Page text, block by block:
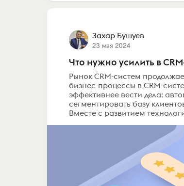
Захар Бушуев
23 мая 2024
Что нужно усилить в
Рынок CRM-систем
бизнес-процессы в CRM-
эффективнее вести дела:
сегментировать базу
Вместе с развитием